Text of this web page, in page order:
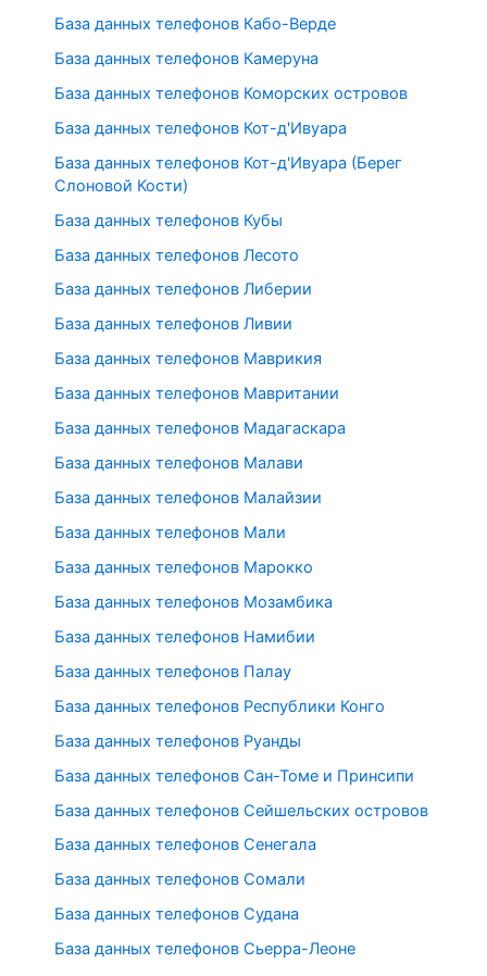
База данных телефонов Кабо-Верде
База данных телефонов Камеруна
База данных телефонов Коморских островов
База данных телефонов Кот-д'Ивуара
База данных телефонов Кот-д'Ивуара (Берег
Слоновой Кости)
База данных телефонов Кубы
База данных телефонов Лесото
База данных телефонов Либерии
База данных телефонов Ливии
База данных телефонов Маврикия
База данных телефонов Мавритании
База данных телефонов Мадагаскара
База данных телефонов Малави
База данных телефонов Малайзии
База данных телефонов Мали
База данных телефонов Марокко
База данных телефонов Мозамбика
База данных телефонов Намибии
База данных телефонов Палау
База данных телефонов Республики Конго
База данных телефонов Руанды
База данных телефонов Сан-Томе и Принсипи
База данных телефонов Сейшельских островов
База данных телефонов Сенегала
База данных телефонов Сомали
База данных телефонов Судана
База данных телефонов Сьерра-Леоне